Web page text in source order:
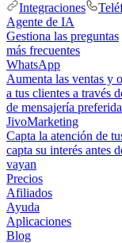
Integraciones
Agente de IA
Gestiona las preguntas
más frecuentes
WhatsApp
Aumenta las ventas y
a tus clientes a través
de mensajería preferida
JivoMarketing
Capta la atención de
capta su interés antes
vayan
Precios
Afiliados
Ayuda
Aplicaciones
Blog